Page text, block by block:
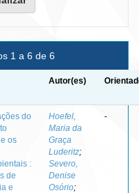
1 a 6 de 6
Autor(es)
do
os
:
de
e
Hoefel,
Maria da
Graça
Luderitz;
Severo,
Denise
Osório;
-